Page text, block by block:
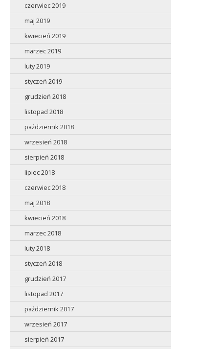
czerwiec 2019
maj 2019
kwiecień 2019
marzec 2019
luty 2019
styczeń 2019
grudzień 2018
listopad 2018
październik 2018
wrzesień 2018
sierpień 2018
lipiec 2018
czerwiec 2018
maj 2018
kwiecień 2018
marzec 2018
luty 2018
styczeń 2018
grudzień 2017
listopad 2017
październik 2017
wrzesień 2017
sierpień 2017